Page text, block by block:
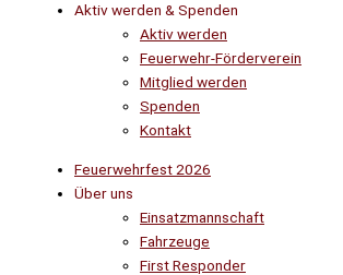
Aktiv werden & Spenden
Aktiv werden
Feuerwehr-Förderverein
Mitglied werden
Spenden
Kontakt
Feuerwehrfest 2026
Über uns
Einsatzmannschaft
Fahrzeuge
First Responder